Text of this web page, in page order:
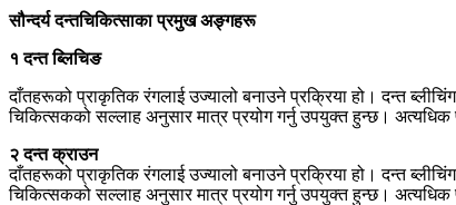
सौन्दर्य दन्तचिकित्साका प्रमुख अङ्गहरू
१ दन्त ब्लिचिङ
दाँतहरूको प्राकृतिक रंगलाई उज्यालो बनाउने प्रक्रिया हो। दन्त
चिकित्सकको सल्लाह अनुसार मात्र प्रयोग गर्नु उपयुक्त हुन्छ।
२ दन्त क्राउन
दाँतहरूको प्राकृतिक रंगलाई उज्यालो बनाउने प्रक्रिया हो। दन्त
चिकित्सकको सल्लाह अनुसार मात्र प्रयोग गर्नु उपयुक्त हुन्छ।